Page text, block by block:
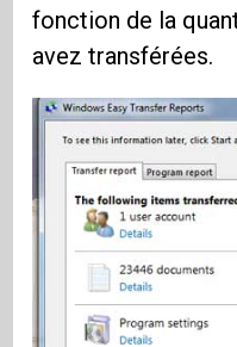
fonction de la
avez transférées.